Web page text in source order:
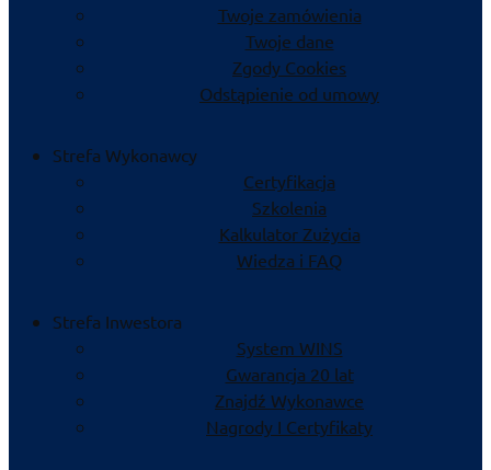
Twoje zamówienia
Twoje dane
Zgody Cookies
Odstąpienie od umowy
Strefa Wykonawcy
Certyfikacja
Szkolenia
Kalkulator Zużycia
Wiedza i FAQ
Strefa Inwestora
System WINS
Gwarancja 20 lat
Znajdź Wykonawce
Nagrody I Certyfikaty